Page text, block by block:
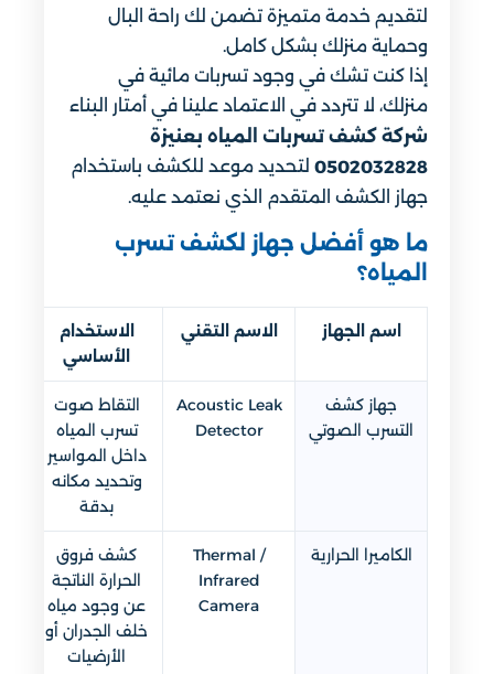
لتقديم خدمة متميزة تضمن لك راحة البال
وحماية منزلك بشكل كامل.
إذا كنت تشك في وجود تسربات مائية في
منزلك، لا تتردد في الاعتماد علينا في أمتار البناء
شركة كشف تسربات المياه بعنيزة
0502032828 لتحديد موعد للكشف باستخدام
جهاز الكشف المتقدم الذي نعتمد عليه.
ما هو أفضل جهاز لكشف تسرب
المياه؟
اسم الجهاز الاسم التقني
الاستخدام
الأساسي
جهاز كشف
التسرب الصوتي
Acoustic Leak
Detector
التقاط صوت
تسرب المياه
داخل المواسير
وتحديد مكانه
بدقة
الكاميرا الحرارية
Thermal /
Infrared
Camera
كشف فروق
الحرارة الناتجة
عن وجود مياه
خلف الجدران أو
الأرضيات